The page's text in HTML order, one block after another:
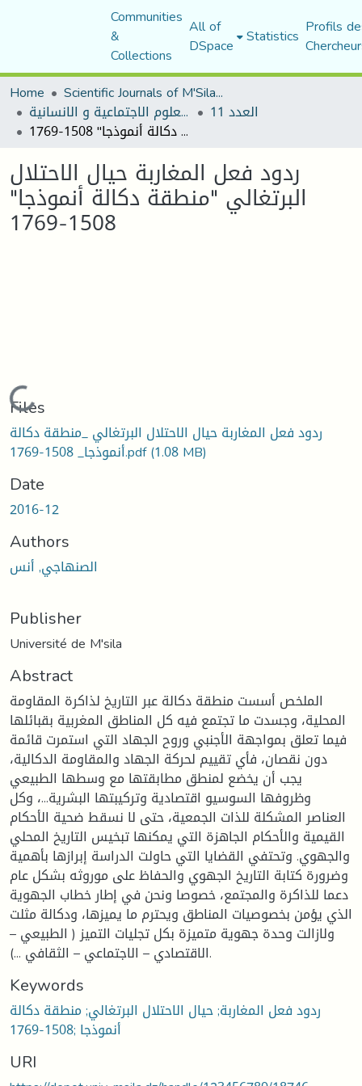
Communities
&
Collections
All of
DSpace Statistics Profils
Home
Scientific Journals of M'Sila University
مجلة العلوم الاجتماعية و الانسانية العدد 11
ردود فعل المغاربة حيال الاحتلال البرتغالي "منطقة دكالة أنموذجا" 1508-1769
ردود فعل المغاربة حيال الاحتلال
البرتغالي "منطقة دكالة أنموذجا"
1508-1769
Loading...
Files
ردود فعل المغاربة حيال الاحتلال البرتغالي _منطقة دكالة
أنموذجا_ 1508-1769.pdf(1.08 MB)
Date
2016-12
Authors
الصنهاجي, أنس
Publisher
Université de M'sila
Abstract
الملخص أسست منطقة دكالة عبر التاريخ لذاكرة المقاومة
المحلية، وجسدت ما تجتمع فيه كل المناطق المغربية بقبائلها
فيما تعلق بمواجهة الأجنبي وروح الجهاد التي استمرت قائمة
دون نقصان، فأي تقييم لحركة الجهاد والمقاومة الدكالية،
يجب أن يخضع لمنطق مطابقتها مع وسطها الطبيعي
وظروفها السوسيو اقتصادية وتركيبتها البشرية...، وكل
العناصر المشكلة للذات الجمعية، حتى لا نسقط ضحية الأحكام
القيمية والأحكام الجاهزة التي يمكنها تبخيس التاريخ المحلي
والجهوي. وتحتفي القضايا التي حاولت الدراسة إبرازها بأهمية
وضرورة كتابة التاريخ الجهوي والحفاظ على موروثه بشكل عام
دعما للذاكرة والمجتمع، خصوصا ونحن في إطار خطاب الجهوية
الذي يؤمن بخصوصيات المناطق ويحترم ما يميزها، ودكالة مثلت
ولازالت وحدة جهوية متميزة بكل تجليات التميز ( الطبيعي –
الاقتصادي – الاجتماعي – الثقافي ...).
Keywords
ردود فعل المغاربة; حيال الاحتلال البرتغالي; منطقة دكالة
أنموذجا ;1508-1769
URI